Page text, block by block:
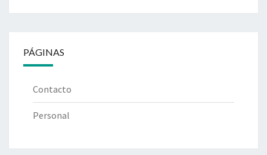
PÁGINAS
Contacto
Personal